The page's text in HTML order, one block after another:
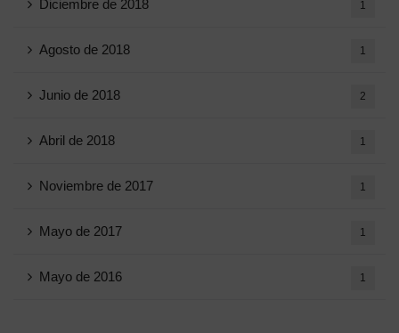
Diciembre de 2018 1
Agosto de 2018 1
Junio ​​de 2018 2
Abril de 2018 1
Noviembre de 2017 1
Mayo de 2017 1
Mayo de 2016 1